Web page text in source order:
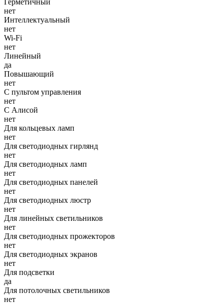
нет
Интеллектуальный
нет
Wi-Fi
нет
Линейный
да
Повышающий
нет
С пультом управления
нет
С Алисой
нет
Для кольцевых ламп
нет
Для светодиодных гирлянд
нет
Для светодиодных ламп
нет
Для светодиодных панелей
нет
Для светодиодных люстр
нет
Для линейных светильников
нет
Для светодиодных прожекторов
нет
Для светодиодных экранов
нет
Для подсветки
да
Для потолочных светильников
нет